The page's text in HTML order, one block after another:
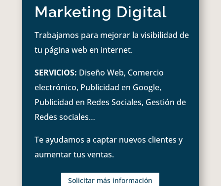
Marketing Digital
Trabajamos para mejorar la visibilidad de
tu página web en internet.
SERVICIOS: Diseño Web, Comercio
electrónico, Publicidad en Google,
Publicidad en Redes Sociales, Gestión de
Redes sociales…
Te ayudamos a captar nuevos clientes y
aumentar tus ventas.
Solicitar más información